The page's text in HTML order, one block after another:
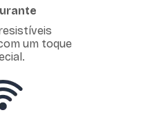
um toque